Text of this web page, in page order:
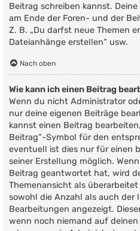
Beitrag schreiben kannst.
am Ende der Foren- und der
Z. B. „Du darfst neue Themen
Dateianhänge erstellen“ usw.
Nach oben
Wie kann ich einen Beitrag
Wenn du nicht Administrator
nur deine eigenen Beiträge
kannst einen Beitrag
Beitrag“-Symbol für den
eventuell ist dies nur für einen
seiner Erstellung möglich.
Beitrag geantwortet hat, wird
Themenansicht als
sowohl die Anzahl als auch der
Bearbeitungen angezeigt.
wenn noch niemand auf